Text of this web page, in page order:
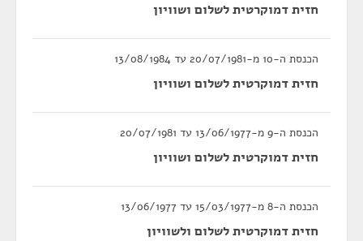
חזית דמוקרטית לשלום ושוויון
הכנסת ה-10 מ-20/07/1981 עד 13/08/1984
חזית דמוקרטית לשלום ושוויון
הכנסת ה-9 מ-13/06/1977 עד 20/07/1981
חזית דמוקרטית לשלום ושוויון
הכנסת ה-8 מ-15/03/1977 עד 13/06/1977
חזית דמוקרטית לשלום ולשוויון